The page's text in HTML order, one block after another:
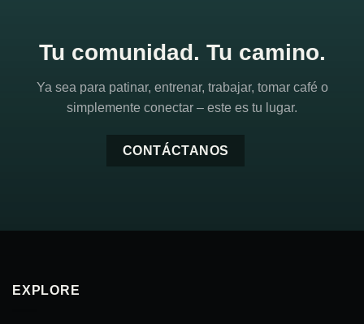
Tu comunidad. Tu camino.
Ya sea para patinar, entrenar, trabajar, tomar café o
simplemente conectar – este es tu lugar.
CONTÁCTANOS
EXPLORE